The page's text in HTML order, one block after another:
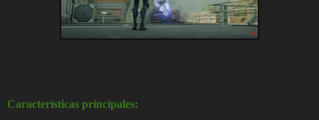
Características principales: